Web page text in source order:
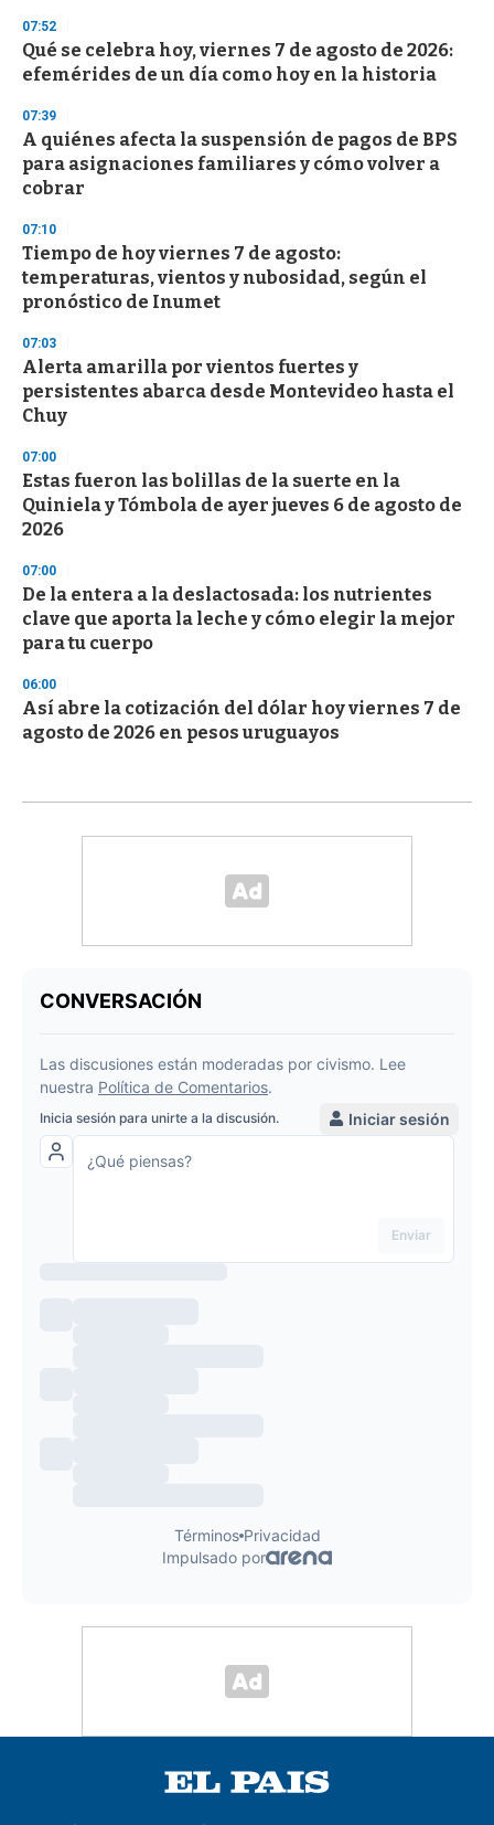
s
e
c
o
d
s
07:52
Qué se celebra hoy, viernes 7 de agosto de 2026:
efemérides de un día como hoy en la historia
07:39
A quiénes afecta la suspensión de pagos de BPS
para asignaciones familiares y cómo volver a
cobrar
07:10
Tiempo de hoy viernes 7 de agosto:
temperaturas, vientos y nubosidad, según el
pronóstico de Inumet
07:03
Alerta amarilla por vientos fuertes y
persistentes abarca desde Montevideo hasta el
Chuy
07:00
Estas fueron las bolillas de la suerte en la
Quiniela y Tómbola de ayer jueves 6 de agosto de
2026
07:00
De la entera a la deslactosada: los nutrientes
clave que aporta la leche y cómo elegir la mejor
para tu cuerpo
06:00
Así abre la cotización del dólar hoy viernes 7 de
agosto de 2026 en pesos uruguayos